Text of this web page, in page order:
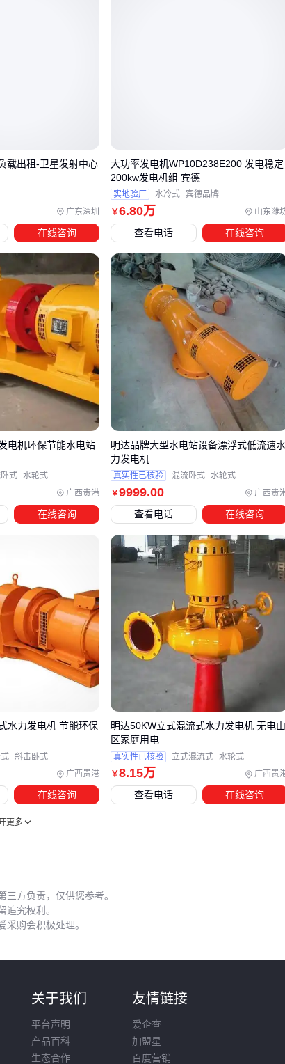
条件接近轴流式与贯流式的临界参数时，后者可能更适
流量、极低水头场景。例如200KW贯流式发电机组
下水头表现更稳定，且对河道改造要求更低。
需同步考虑调速器和变压器匹配问题——不同功率范围
流式机组对电压调节精度要求差异显著，这直接关系到后
设备节的选择。
选完主机后，这些配套设备别漏掉
式水力发电机的高效运行离不开配套设备的协同工作。调
是核心控制部件，直接影响发电稳定性——水流量波动
质调速器能快速调整导叶开度，避免转速突变对电网的
。 变压器选择则需匹配发电机输出电压与并网需求，山区
还需考虑防潮设计。控制器作为系统大脑，建议优先选择
程监控功能的型号，便于实时掌握发电数据。
维护中，绕组测试仪能提前发现绝缘老化等隐患。这类设
过测量阻抗变化判断绕组状态，比停电检修更经济。选购
便于追踪设备衰减趋势。
设备的兼容性往往被低估。例如尾水管材质需适应水质特
含泥沙量大的水域更适合耐磨的球墨铸铁管。同样重要的
所有电气设备应统一防护等级，避免某个环节成为系统短
这些安装维护细节直接影响发电效率
环境的选择比想象中更关键。虽然轴流式水力发电机对水
求低，但进水口必须保证足够淹没深度，否则容易产生涡
致效率下降。同时要预留检修空间，特别是转子侧需要至
的操作距离。
作为易损件需要特别关注。质量差的碳刷会加速滑环磨
反而增加长期成本。选购时除了尺寸匹配，还要看电阻率
适合发电机工作电流——高负荷机组需要更低电阻率的碳
水力发电机的选型本质是系统匹配工程。从水头流量测
，到配套设备选型，再到安装环境优化，每个环节都需
广东深圳
载出租-卫星发射中心
在线咨询
￥6.80万 山东潍
大功率发电机WP10D238E200 发电稳定
200kw发电机组 宾德
实地验厂 水冷式 宾德品牌
查看电话 在线咨询
广西贵港
电机环保节能水电站
式 水轮式
在线咨询
￥9999.00 广西贵
明达品牌大型水电站设备漂浮式低流速水
力发电机
真实性已核验 混流卧式 水轮式
查看电话 在线咨询
广西贵港
水力发电机 节能环保
斜击卧式
在线咨询
￥8.15万 广西贵
明达50KW立式混流式水力发电机 无电山
区家庭用电
真实性已核验 立式混流式 水轮式
查看电话 在线咨询
更多
方负责，仅供您参考。
究权利。
购会积极处理。
关于我们
平台声明
产品百科
生态合作
友情链接
爱企查
加盟星
百度营销